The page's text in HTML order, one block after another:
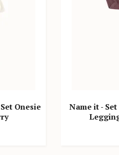
Onesie
Name it -